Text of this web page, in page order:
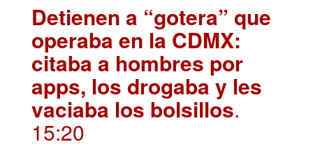
Detienen a “gotera” que
operaba en la CDMX:
citaba a hombres por
apps, los drogaba y les
vaciaba los bolsillos.
15:20